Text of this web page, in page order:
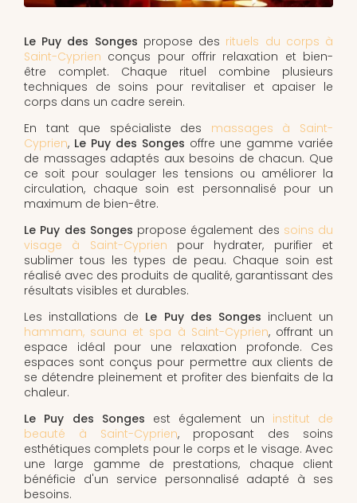
Le Puy des Songes propose des rituels du corps à
Saint-Cyprien conçus pour offrir relaxation et bien-
être complet. Chaque rituel combine plusieurs
techniques de soins pour revitaliser et apaiser le
corps dans un cadre serein.
En tant que spécialiste des massages à Saint-
Cyprien, Le Puy des Songes offre une gamme variée
de massages adaptés aux besoins de chacun. Que
ce soit pour soulager les tensions ou améliorer la
circulation, chaque soin est personnalisé pour un
maximum de bien-être.
Le Puy des Songes propose également des soins du
visage à Saint-Cyprien pour hydrater, purifier et
sublimer tous les types de peau. Chaque soin est
réalisé avec des produits de qualité, garantissant des
résultats visibles et durables.
Les installations de Le Puy des Songes incluent un
hammam, sauna et spa à Saint-Cyprien, offrant un
espace idéal pour une relaxation profonde. Ces
espaces sont conçus pour permettre aux clients de
se détendre pleinement et profiter des bienfaits de la
chaleur.
Le Puy des Songes est également un institut de
beauté à Saint-Cyprien, proposant des soins
esthétiques complets pour le corps et le visage. Avec
une large gamme de prestations, chaque client
bénéficie d'un service personnalisé adapté à ses
besoins.